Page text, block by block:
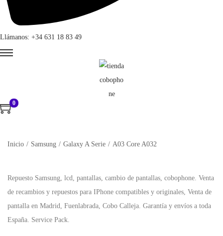
Llámanos: +34 631 18 83 49
0
Inicio / Samsung / Galaxy A Serie / A03 Core A032
Repuesto Samsung, lcd, pantallas, cambio de pantallas, cobophone. Venta
de recambios y repuestos para IPhone compatibles y originales, Venta de
pantalla en Madrid, Fuenlabrada, Cobo Calleja. Garantía y envíos a toda
España. Service Pack.